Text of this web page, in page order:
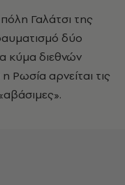
Γαλάτσι της
δύο
κύμα διεθνών
Ρωσία αρνείται τις